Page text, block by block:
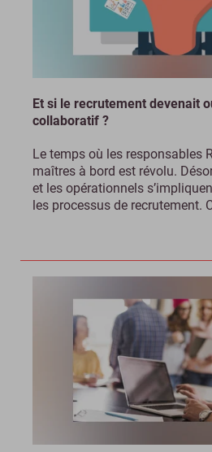
Et si le recrutement devenait
collaboratif ?
Le temps où les responsables
maîtres à bord est révolu.
et les opérationnels
les processus de recrutement.